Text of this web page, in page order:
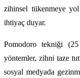
zihinsel tükenmeye
ihtiyaç duyar.
Pomodoro tekniği
yöntemler, zihni taze
sosyal medyada